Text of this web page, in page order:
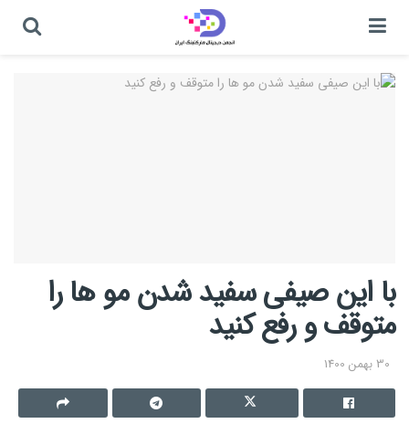
با این صیفی سفید شدن مو ها را
متوقف و رفع کنید
30 بهمن 1400